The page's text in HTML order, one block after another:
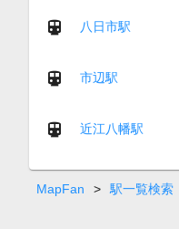
八日市駅
市辺駅
近江八幡駅
MapFan > 駅一覧検索